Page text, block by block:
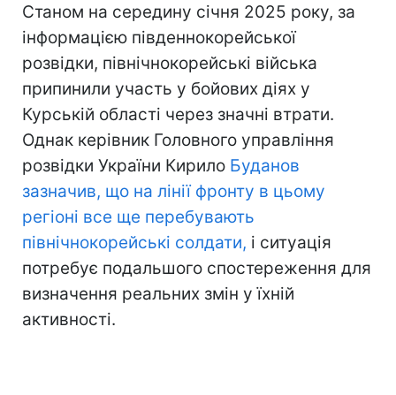
Станом на середину січня 2025 року, за
інформацією південнокорейської
розвідки, північнокорейські війська
припинили участь у бойових діях у
Курській області через значні втрати.
Однак керівник Головного управління
розвідки України Кирило Буданов
зазначив, що на лінії фронту в цьому
регіоні все ще перебувають
північнокорейські солдати, і ситуація
потребує подальшого спостереження для
визначення реальних змін у їхній
активності.